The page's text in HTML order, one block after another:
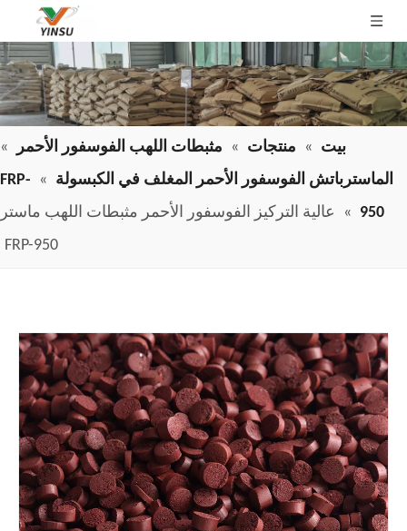
بيت » منتجات » مثبطات اللهب الفوسفور الأحمر
»
الماسترباتش الفوسفور الأحمر المغلف في الكبسولة »
FRP-
950
»
عالية التركيز الفوسفور الأحمر مثبطات اللهب ماستر
FRP-950